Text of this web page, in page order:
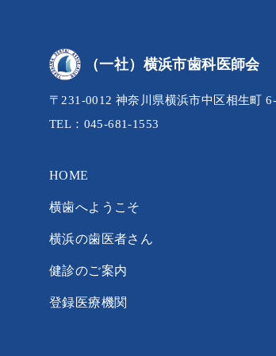
（一社）横浜市歯科医師会
〒231-0012 神奈川県横浜市中区相生町
TEL：045-681-1553
HOME
横歯へようこそ
横浜の歯医者さん
健診のご案内
登録医療機関